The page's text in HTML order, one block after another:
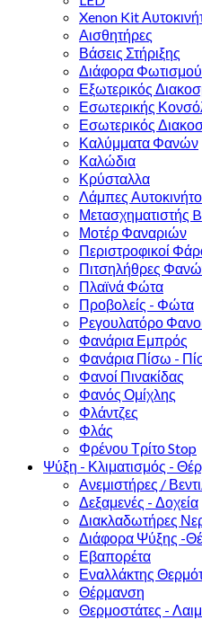
Xenon Kit
Αισθητήρες
Βάσεις Στήριξης
Διάφορα Φωτισμού
Εξωτερικός
Εσωτερικής
Εσωτερικός
Καλύμματα Φανών
Καλώδια
Κρύσταλλα
Λάμπες
Μετασχηματιστής
Μοτέρ Φαναριών
Περιστροφικοί
Πιτσηλήθρες
Πλαϊνά Φώτα
Προβολείς - Φώτα
Ρεγουλατόρο
Φανάρια Εμπρός
Φανάρια Πίσω -
Φανοί Πινακίδας
Φανός Ομίχλης
Φλάντζες
Φλάς
Φρένου Τρίτο Stop
Ψύξη - Κλιματισμός -
Ανεμιστήρες /
Δεξαμενές - Δοχεία
Διακλαδωτήρες
Διάφορα Ψύξης -
Εβαπορέτα
Εναλλάκτης
Θέρμανση
Θερμοστάτες -